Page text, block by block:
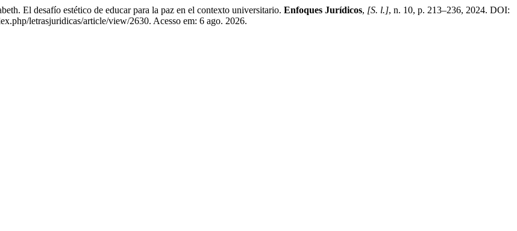
El desafío estético de educar para la paz en el contexto universitario. Enfoques Jurídicos, [S. l.], n. 10, p. 213–236, 2024. DOI:
letrasjuridicas/article/view/2630. Acesso em: 6 ago. 2026.